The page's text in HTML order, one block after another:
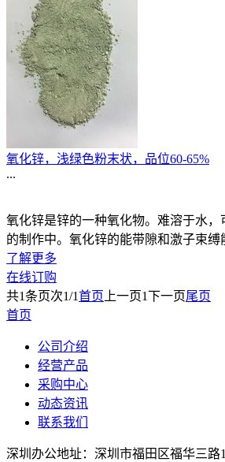
氧化锌，浅绿色粉末状，品位60-65%
...
氧化锌是锌的一种氧化物。难溶于水
的制作中。氧化锌的能带隙和激子束
了解更多
在线订购
共1条页次1/1首页 上一页1下一页尾页
首页
公司介绍
经营产品
采购中心
动态资讯
联系我们
深圳办公地址：深圳市福田区福华三路